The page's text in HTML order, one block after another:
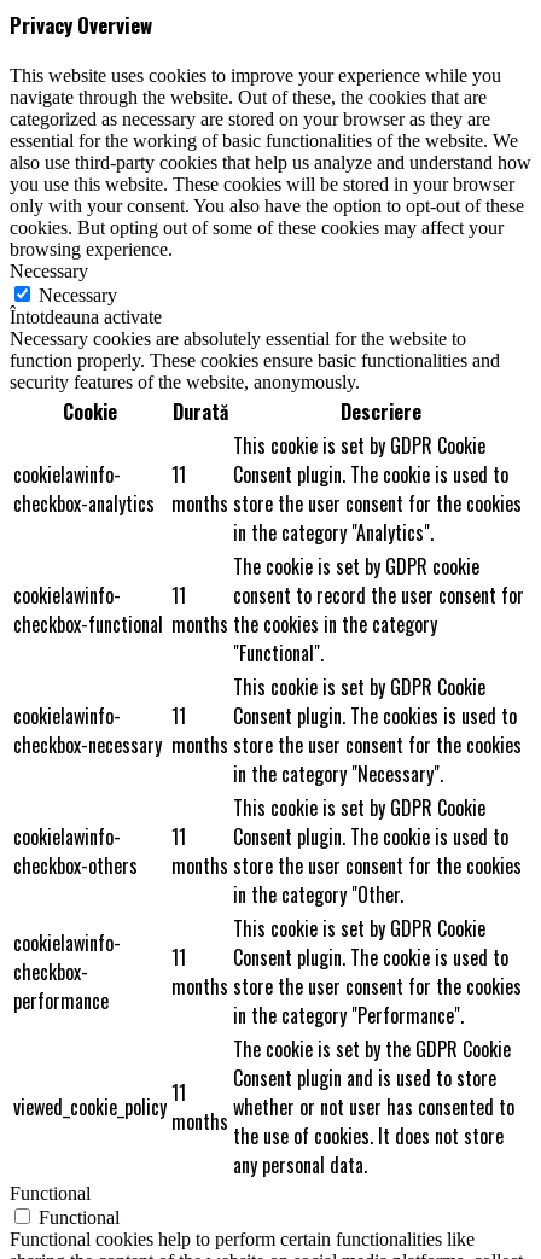
Privacy Overview
This website uses cookies to improve your experience while you
navigate through the website. Out of these, the cookies that are
categorized as necessary are stored on your browser as they are
essential for the working of basic functionalities of the website. We
also use third-party cookies that help us analyze and understand how
you use this website. These cookies will be stored in your browser
only with your consent. You also have the option to opt-out of these
cookies. But opting out of some of these cookies may affect your
browsing experience.
Necessary
Necessary
Întotdeauna activate
Necessary cookies are absolutely essential for the website to
function properly. These cookies ensure basic functionalities and
security features of the website, anonymously.
Cookie Durată Descriere
cookielawinfo-
checkbox-analytics
11
months
This cookie is set by GDPR Cookie
Consent plugin. The cookie is used to
store the user consent for the cookies
in the category "Analytics".
cookielawinfo-
checkbox-functional
11
months
The cookie is set by GDPR cookie
consent to record the user consent for
the cookies in the category
"Functional".
cookielawinfo-
checkbox-necessary
11
months
This cookie is set by GDPR Cookie
Consent plugin. The cookies is used to
store the user consent for the cookies
in the category "Necessary".
cookielawinfo-
checkbox-others
11
months
This cookie is set by GDPR Cookie
Consent plugin. The cookie is used to
store the user consent for the cookies
in the category "Other.
cookielawinfo-
checkbox-
performance
11
months
This cookie is set by GDPR Cookie
Consent plugin. The cookie is used to
store the user consent for the cookies
in the category "Performance".
viewed_cookie_policy11
months
The cookie is set by the GDPR Cookie
Consent plugin and is used to store
whether or not user has consented to
the use of cookies. It does not store
any personal data.
Functional
Functional
Functional cookies help to perform certain functionalities like